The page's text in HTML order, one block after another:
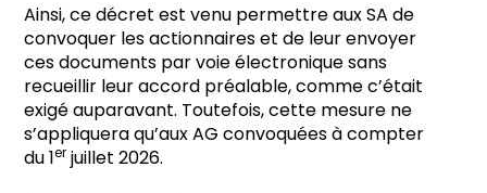
Ainsi, ce décret est venu permettre aux SA de
convoquer les actionnaires et de leur envoyer
ces documents par voie électronique sans
recueillir leur accord préalable, comme c’était
exigé auparavant. Toutefois, cette mesure ne
s’appliquera qu’aux AG convoquées à compter
du 1er juillet 2026.